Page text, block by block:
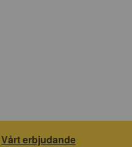
Vårt erbjudande